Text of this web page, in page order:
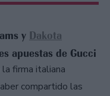
y Dakota
apuestas de Gucci
firma italiana
compartido las